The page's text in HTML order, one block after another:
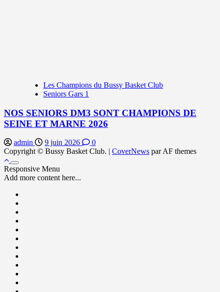
Les Champions du Bussy Basket Club
Seniors Gars 1
NOS SENIORS DM3 SONT CHAMPIONS DE
SEINE ET MARNE 2026
admin 9 juin 2026
0
Copyright © Bussy Basket Club. | CoverNews par AF themes
Responsive Menu
Add more content here...